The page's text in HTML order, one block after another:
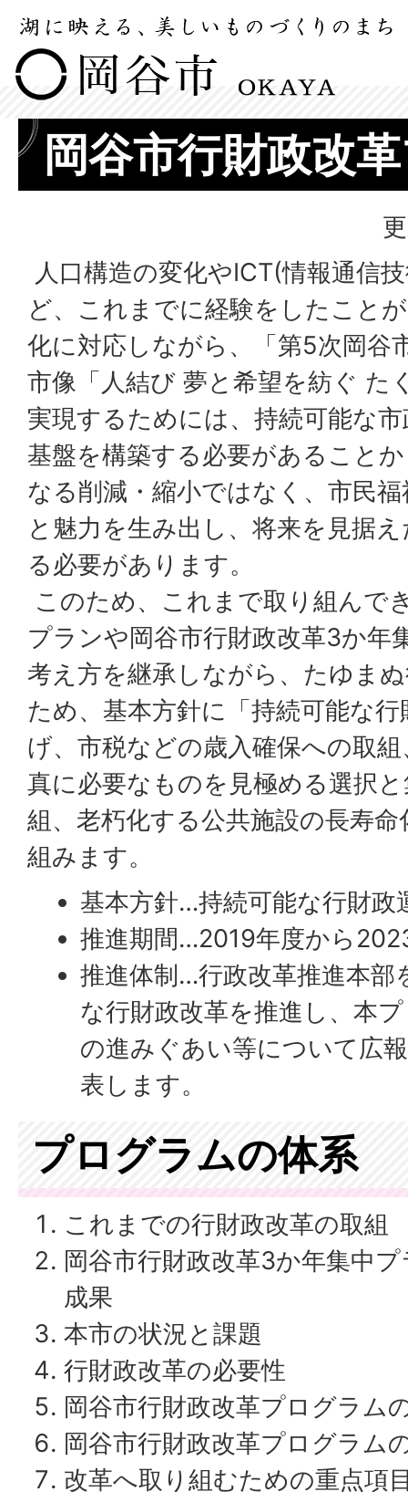
岡谷市行財政改
人口構造の変化やICT(情報通信
ど、これまでに経験をしたこと
化に対応しながら、「第5次岡谷
市像「人結び 夢と希望を紡ぐ た
実現するためには、持続可能な
基盤を構築する必要があること
なる削減・縮小ではなく、市民
と魅力を生み出し、将来を見据
る必要があります。
このため、これまで取り組んで
プランや岡谷市行財政改革3か年
考え方を継承しながら、たゆま
ため、基本方針に「持続可能な
げ、市税などの歳入確保への取
真に必要なものを見極める選択
組、老朽化する公共施設の長寿
組みます。
基本方針…持続可能な行財政
推進期間…2019年度から
推進体制…行政改革推進本部
な行財政改革を推進し、本
の進みぐあい等について広
表します。
プログラムの体系
これまでの行財政改革の取組
岡谷市行財政改革3か年集中
成果
本市の状況と課題
行財政改革の必要性
岡谷市行財政改革プログラム
岡谷市行財政改革プログラム
改革へ取り組むための重点項